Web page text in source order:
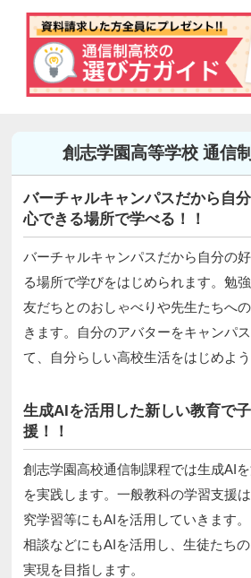
創志学園高等学校 通信
バーチャルキャンパスだから自
心できる場所で学べる！！
バーチャルキャンパスだから自分の
る場所で学びをはじめられます。勉
友だちとのおしゃべりや先生たちへ
きます。自分のアバターをキャンパ
て、自分らしい高校生活をはじめよう
生成AIを活用した新しい教育で
援！！
創志学園高校通信制課程では生成AI
を実践します。一般教科の学習支援
究学習等にもAIを活用していきます
相談などにもAIを活用し、生徒たち
実現を目指します。